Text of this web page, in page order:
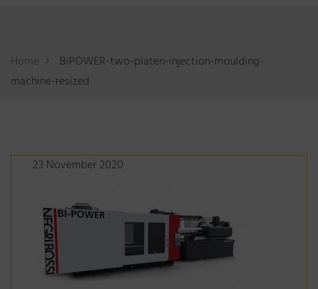
Home
BiPOWER-two-platen-injection-moulding-
machine-resized
23 November 2020